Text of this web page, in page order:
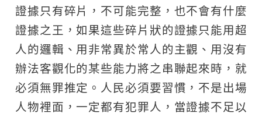
證據只有碎片，不可能完整，也不會有什麼
證據之王，如果這些碎片狀的證據只能用超
人的邏輯、用非常異於常人的主觀、用沒有
辦法客觀化的某些能力將之串聯起來時，就
必須無罪推定。人民必須要習慣，不是出場
人物裡面，一定都有犯罪人，當證據不足以